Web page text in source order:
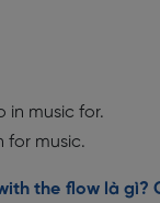
in music for.
for music.
the flow là gì?